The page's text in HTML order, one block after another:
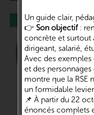
Un guide clair,
👉 Son objectif:
concrète et surtout
dirigeant, salarié,
Avec des
et des
montre que la RSE
un formidable
📌 À partir du 22
énoncés complets